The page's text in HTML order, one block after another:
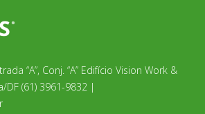
“A”, Conj. “A” Edifício Vision Work &
DF (61) 3961-9832 |